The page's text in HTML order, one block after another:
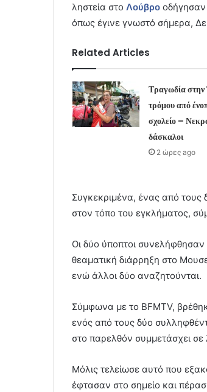
ληστεία στο Λούβρο οδήγησαν
όπως έγινε γνωστό σήμερα,
Related Articles
Τραγωδία στην
τρόμου από
σχολείο –
δάσκαλοι
2 ώρες ago
Συγκεκριμένα, ένας από τους
στον τόπο του εγκλήματος,
Οι δύο ύποπτοι
θεαματική διάρρηξη στο
ενώ άλλοι δύο αναζητούνται.
Σύμφωνα με το BFMTV,
ενός από τους δύο
στο παρελθόν συμμετάσχει σε
Μόλις τελείωσε αυτό που
έφτασαν στο σημείο και